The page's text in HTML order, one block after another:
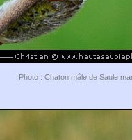
Photo : Chaton mâle de Saule